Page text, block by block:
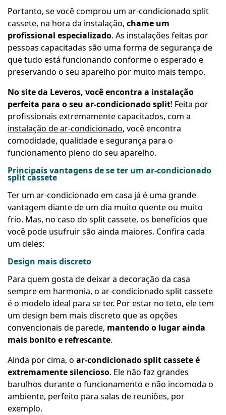
Portanto, se você comprou um ar-condicionado split
cassete, na hora da instalação, chame um
profissional especializado. As instalações feitas por
pessoas capacitadas são uma forma de segurança de
que tudo está funcionando conforme o esperado e
preservando o seu aparelho por muito mais tempo.
No site da Leveros, você encontra a instalação
perfeita para o seu ar-condicionado split! Feita por
profissionais extremamente capacitados, com a
instalação de ar-condicionado, você encontra
comodidade, qualidade e segurança para o
funcionamento pleno do seu aparelho.
Principais vantagens de se ter um ar-condicionado
split cassete
Ter um ar-condicionado em casa já é uma grande
vantagem diante de um dia muito quente ou muito
frio. Mas, no caso do split cassete, os benefícios que
você pode usufruir são ainda maiores. Confira cada
um deles:
Design mais discreto
Para quem gosta de deixar a decoração da casa
sempre em harmonia, o ar-condicionado split cassete
é o modelo ideal para se ter. Por estar no teto, ele tem
um design bem mais discreto que as opções
convencionais de parede, mantendo o lugar ainda
mais bonito e refrescante.
Ainda por cima, o ar-condicionado split cassete é
extremamente silencioso. Ele não faz grandes
barulhos durante o funcionamento e não incomoda o
ambiente, perfeito para salas de reuniões, por
exemplo.